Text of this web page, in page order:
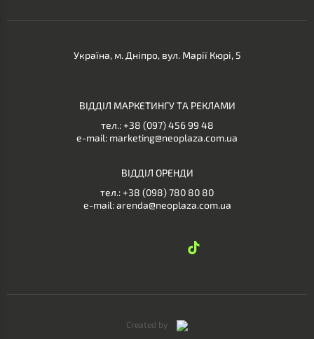
Україна, м. Дніпро, вул. Марії Кюрі, 5
ВІДДІЛ МАРКЕТИНГУ ТА РЕКЛАМИ
тел.:+38 (097) 456 99 48
e-mail: marketing@neoplaza.com.ua
ВІДДІЛ ОРЕНДИ
тел.:+38 (098) 780 80 80
e-mail:arenda@neoplaza.com.ua
Created by